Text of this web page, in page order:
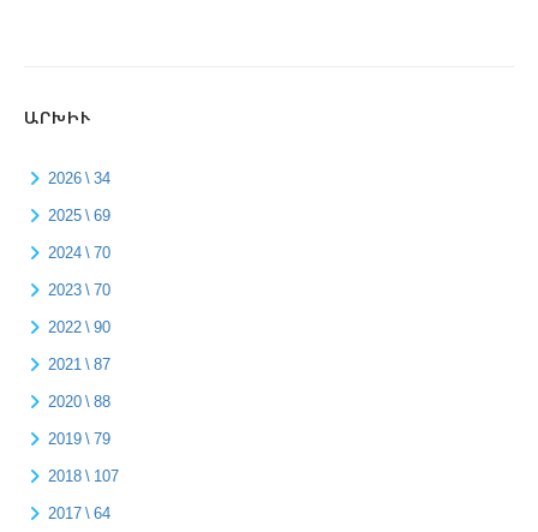
ԱՐԽԻՒ
2026 \ 34
2025 \ 69
2024 \ 70
2023 \ 70
2022 \ 90
2021 \ 87
2020 \ 88
2019 \ 79
2018 \ 107
2017 \ 64